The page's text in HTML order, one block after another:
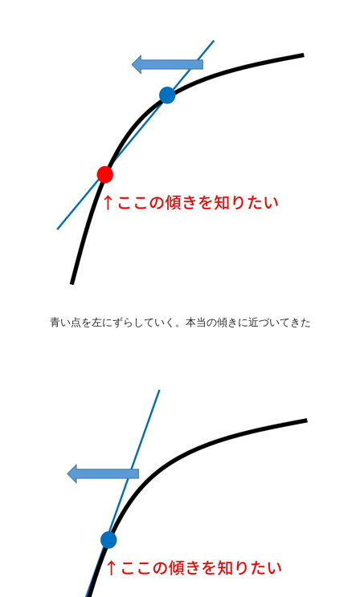
青い点を左にずらしていく。本当の傾きに近づいてきた